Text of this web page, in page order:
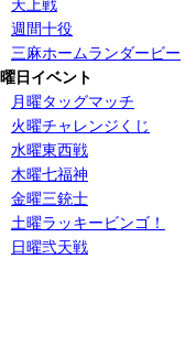
天上戦
週間十役
三麻ホームランダービー
曜日イベント
月曜タッグマッチ
火曜チャレンジくじ
水曜東西戦
木曜七福神
金曜三銃士
土曜ラッキービンゴ！
日曜弐天戦